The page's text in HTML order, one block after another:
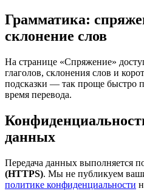
Грамматика:
склонение слов
На странице «Спряжение»
глаголов, склонения слов и
подсказки — так проще быстро
время перевода.
данных
Передача данных выполняется
(HTTPS). Мы не публикуем
политике конфиденциальности